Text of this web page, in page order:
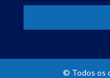
© Todos os